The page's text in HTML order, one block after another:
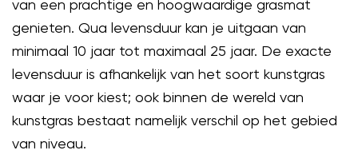
van een prachtige en hoogwaardige grasmat
genieten. Qua levensduur kan je uitgaan van
minimaal 10 jaar tot maximaal 25 jaar. De exacte
levensduur is afhankelijk van het soort kunstgras
waar je voor kiest; ook binnen de wereld van
kunstgras bestaat namelijk verschil op het gebied
van niveau.